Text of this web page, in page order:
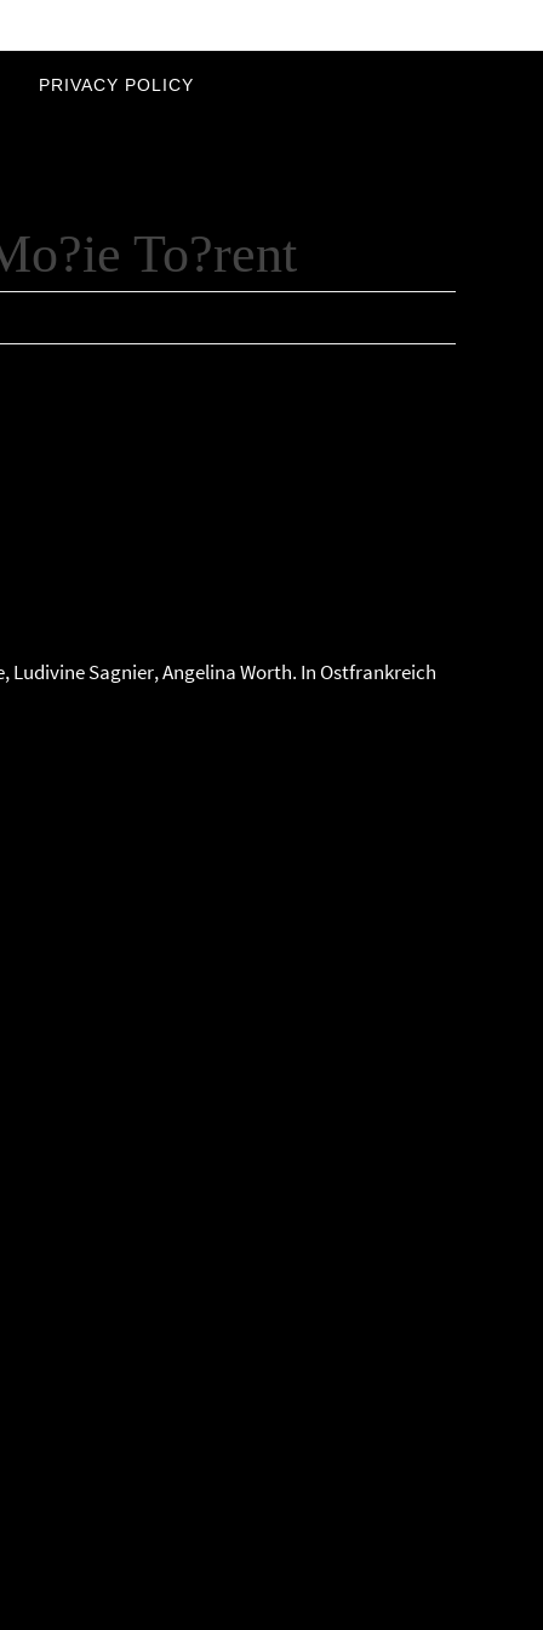
PRIVACY POLICY
To?rent
Ludivine Sagnier, Angelina Worth. In Ostfrankreich